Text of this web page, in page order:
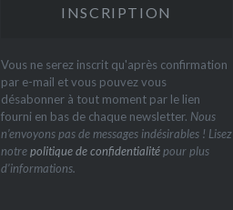
Vous ne serez inscrit qu'après confirmation
par e-mail et vous pouvez vous
désabonner à tout moment par le lien
fourni en bas de chaque newsletter. Nous
n’envoyons pas de messages indésirables ! Lisez
notrepolitique de confidentialitépour plus
d’informations.